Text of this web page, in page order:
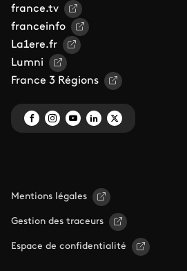
france.tv
franceinfo
La1ere.fr
Lumni
France 3 Régions
Mentions légales
Gestion des traceurs
Espace de confidentialité